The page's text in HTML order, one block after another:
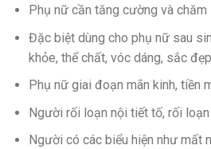
Phụ nữ cần tăng cường và
Đặc biệt dùng cho phụ nữ sau
khỏe, thể chất, vóc dáng, sắc
Phụ nữ giai đoạn mãn kinh, tiền
Người rối loạn nội tiết tố, rối loạn
Người có các biểu hiện như mất